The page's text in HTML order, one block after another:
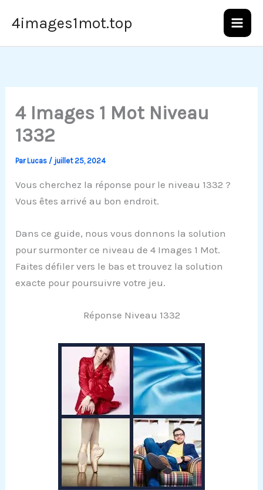
4images1mot.top
4 Images 1 Mot Niveau
1332
ParLucas / juillet 25, 2024
Vous cherchez la réponse pour le niveau 1332 ?
Vous êtes arrivé au bon endroit.
Dans ce guide, nous vous donnons la solution
pour surmonter ce niveau de 4 Images 1 Mot.
Faites défiler vers le bas et trouvez la solution
exacte pour poursuivre votre jeu.
Réponse Niveau 1332